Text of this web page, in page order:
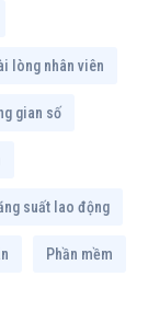
lòng nhân viên
gian số
suất lao động
Phần mềm